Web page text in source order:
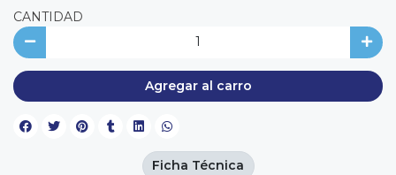
CANTIDAD
Agregar al carro
Ficha Técnica